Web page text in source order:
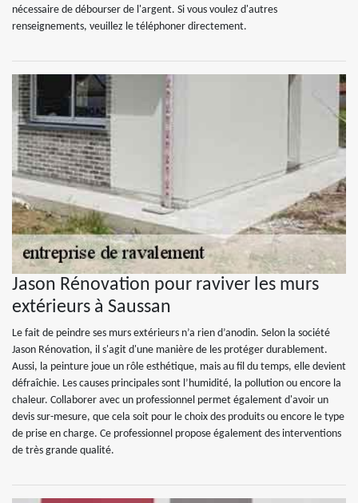
nécessaire de débourser de l'argent. Si vous voulez d'autres
renseignements, veuillez le téléphoner directement.
Jason Rénovation pour raviver les murs
extérieurs à Saussan
Le fait de peindre ses murs extérieurs n’a rien d’anodin. Selon la société
Jason Rénovation, il s'agit d'une manière de les protéger durablement.
Aussi, la peinture joue un rôle esthétique, mais au fil du temps, elle devient
défraîchie. Les causes principales sont l’humidité, la pollution ou encore la
chaleur. Collaborer avec un professionnel permet également d'avoir un
devis sur-mesure, que cela soit pour le choix des produits ou encore le type
de prise en charge. Ce professionnel propose également des interventions
de très grande qualité.